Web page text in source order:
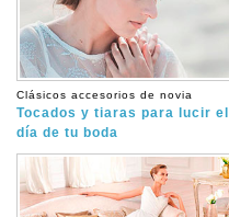
Clásicos accesorios de novia
Tocados y tiaras para lucir el
día de tu boda